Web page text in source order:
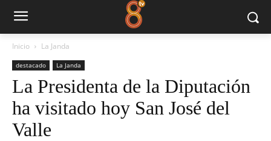
Inicio La Janda
destacado La Janda
La Presidenta de la Diputación
ha visitado hoy San José del
Valle